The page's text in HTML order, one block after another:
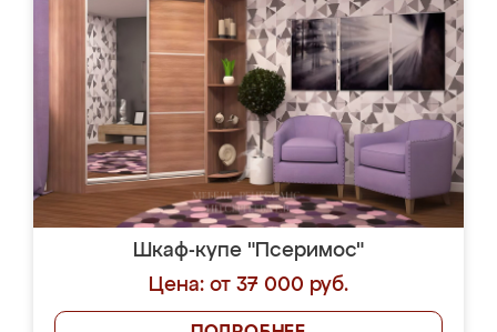
Шкаф-купе "Псеримос"
Цена: от 37 000 руб.